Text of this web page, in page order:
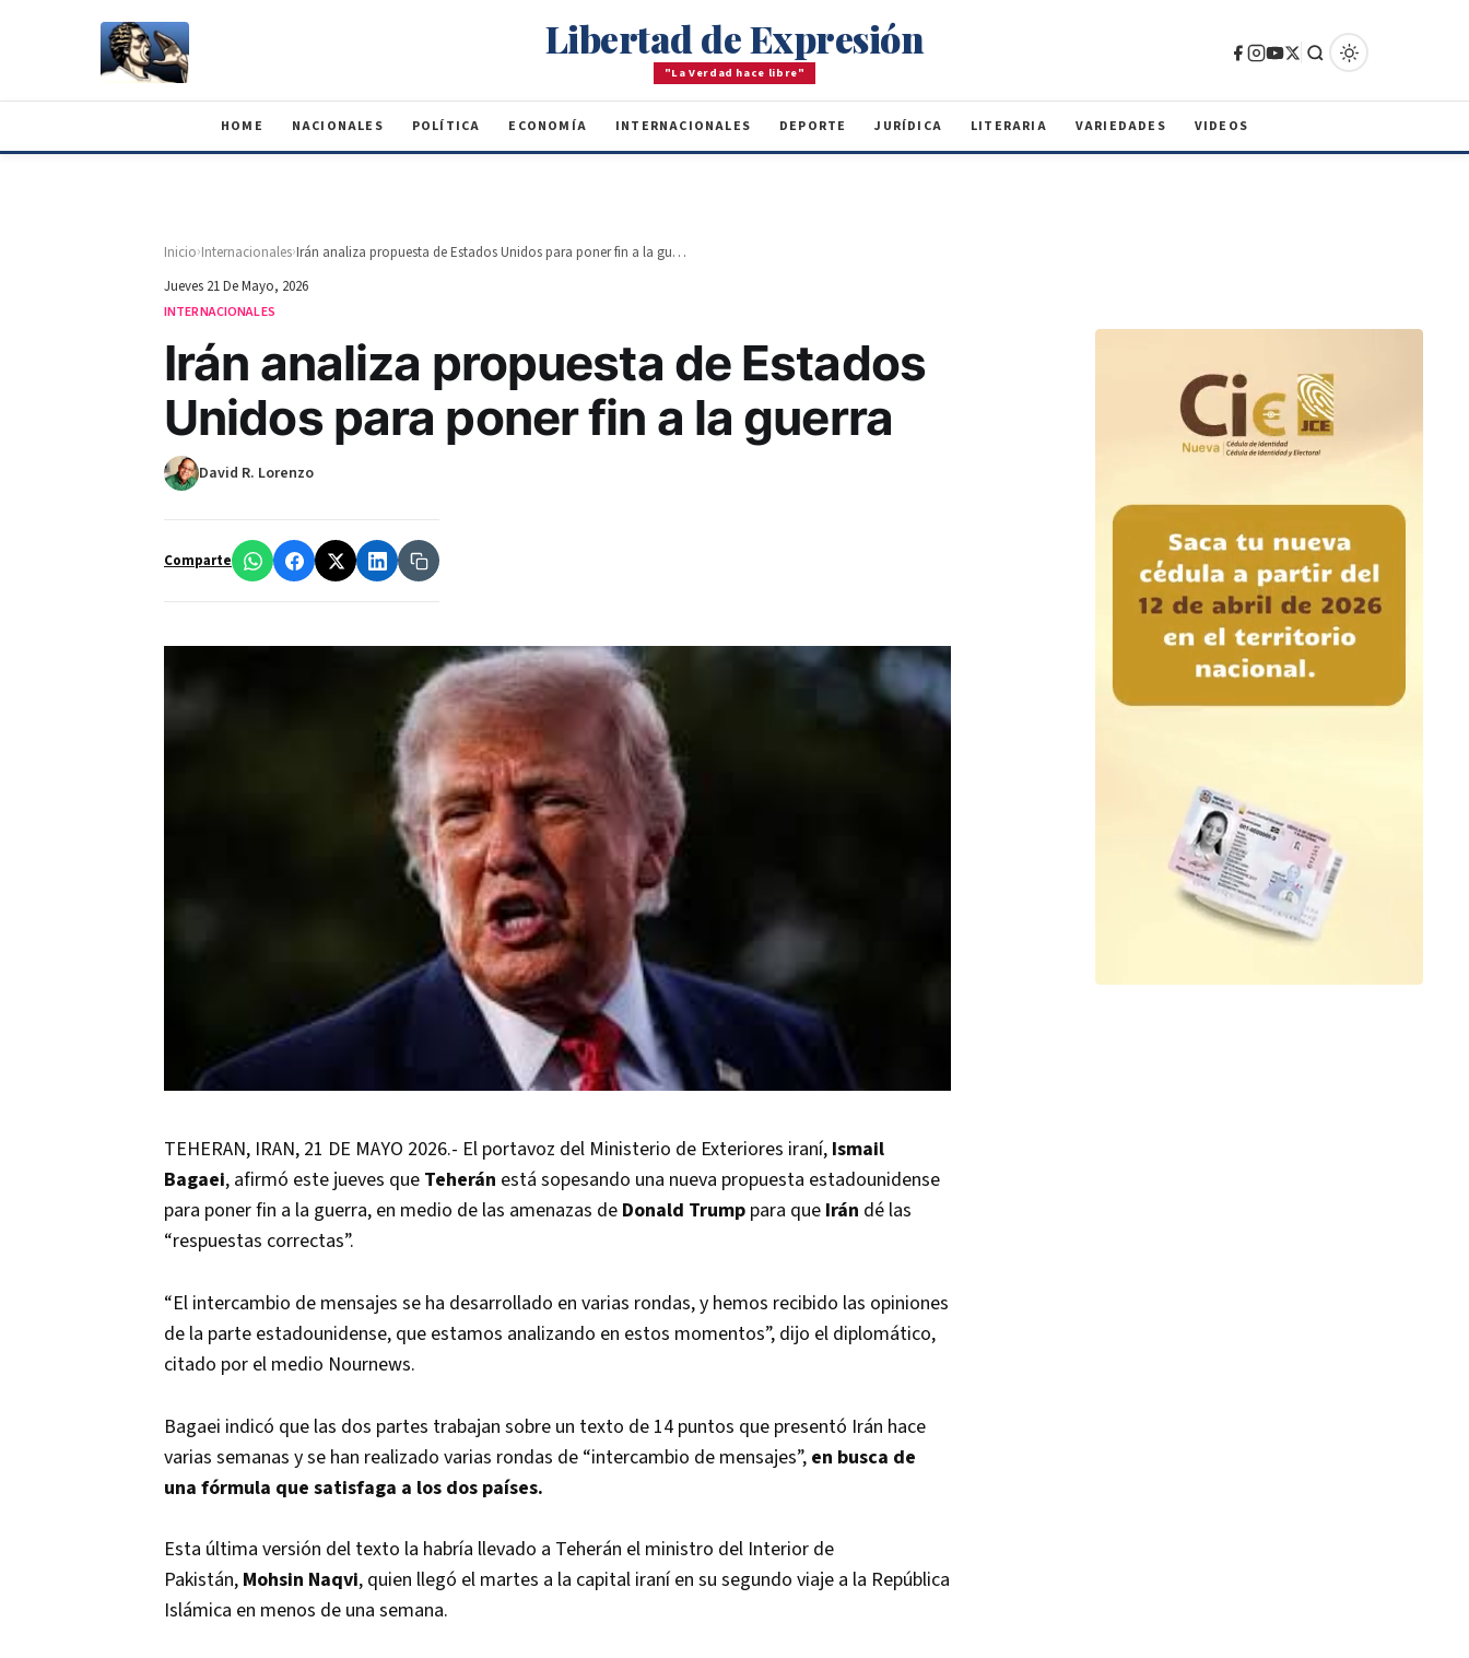
Libertad de Expresión
"La Verdad hace libre"
HOME NACIONALES POLÍTICA ECONOMÍA INTERNACIONALES DEPORTE JURÍDICA LITERARIA VARIEDADES VIDEOS
Inicio›Internacionales›
Irán analiza propuesta de Estados Unidos para poner fin a la guerra
Jueves 21 De Mayo, 2026
INTERNACIONALES
Irán analiza propuesta de Estados
Unidos para poner fin a la guerra
David R. Lorenzo
Comparte
TEHERAN, IRAN, 21 DE MAYO 2026.- El portavoz del Ministerio de Exteriores iraní, Ismail
Bagaei, afirmó este jueves que Teherán está sopesando una nueva propuesta estadounidense
para poner fin a la guerra, en medio de las amenazas de Donald Trump para que Irán dé las
“respuestas correctas”.
“El intercambio de mensajes se ha desarrollado en varias rondas, y hemos recibido las opiniones
de la parte estadounidense, que estamos analizando en estos momentos”, dijo el diplomático,
citado por el medio Nournews.
Bagaei indicó que las dos partes trabajan sobre un texto de 14 puntos que presentó Irán hace
varias semanas y se han realizado varias rondas de “intercambio de mensajes”, en busca de
una fórmula que satisfaga a los dos países.
Esta última versión del texto la habría llevado a Teherán el ministro del Interior de
Pakistán, Mohsin Naqvi, quien llegó el martes a la capital iraní en su segundo viaje a la República
Islámica en menos de una semana.